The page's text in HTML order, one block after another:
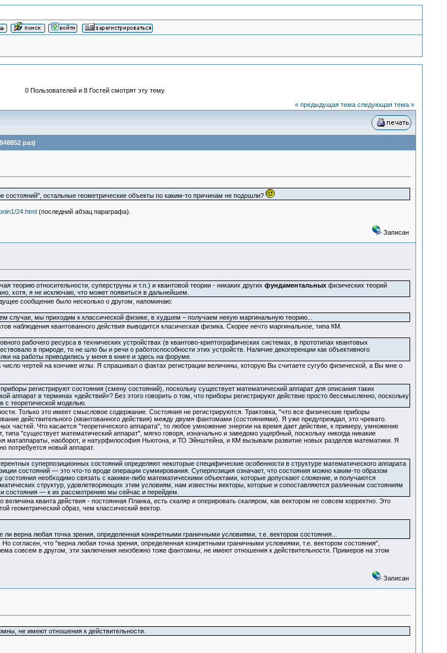
0 Пользователей и 8 Гостей смотрят эту тему.
« предыдущая тема следующая тема »
раз)
состояний", остальные геометрические объекты по каким-то причинам не подошли?
24.html (последний абзац параграфа).
Записан
теорию относительности, суперструны и т.п.) и квантовой теории - никаких других фундаментальныхфизических теорий
хотя, я не исключаю, что может появиться в дальнейшем.
сообщение было несколько о другом, напоминаю:
случае, мы приходим к классической физике, в худшем – получаем некую маргинальную теорию...
наблюдения квантованного действия выводится класическая физика. Скорее нечто маргинальное, типа КМ.
рабочего ресурса в технических устройствах (в квантово-криптографических системах, в прототипах квантовых
в природе, то не шло бы и речи о работоспособности этих устройств. Наличие декогеренции как объективного
на работы приводились у меня в книге и здесь на форуме.
число чертей на кончике иглы. Я спрашивал о фактах регистрации величины, которую Вы считаете сугубо физической, а Вы мне о
регистрируют состояния (смену состояний), поскольку существует математический аппарат для описания таких
аппарат в терминах «действий»? Без этого говорить о том, что приборы регистрируют действие просто бессмысленно, поскольку
с теоретической моделью.
Только это имеет смысловое содержание. Состояния не регистрируются. Трактовка, "что все физические приборы
действительного (квантованного действия) между двумя фантомами (состояниями). Я уже предупреждал, это чревато.
частей. Что касается "теоретического аппарата", то любое умножение энергии на время дает действие, к примеру, умножение
типа "существует математический аппарат", мягко говоря, изначально и заведомо ущербный, поскольку никогда никакие
матаппараты, наоборот, и натурфилософия Ньютона, и ТО Эйнштейна, и КМ вызывали развитие новых разделов математики. Я
потребуется новый аппарат.
суперпозиционных состояний определяют некоторые специфические особенности в структуре математического аппарата
состояний — это что-то вроде операции суммирования. Суперпозиция означает, что состояния можно каким-то образом
необходимо связать с какими-либо математическими объектами, которые допускают сложение, и получаются
структур, удовлетворяющих этим условиям, нам известны векторы, которые и сопоставляются различным состояниям
состояния — к их рассмотрению мы сейчас и перейдем.
кванта действия - постоянная Планка, есть скаляр и оперировать скаляром, как вектором не совсем корректно. Это
геометрический образ, чем классический вектор.
верна любая точка зрения, определенная конкретными граничными условиями, т.е. вектором состояния...
согласен, что "верна любая точка зрения, определенная конкретными граничными условиями, т.е. вектором состояния",
совсем в другом, эти заключения неизбежно тоже фантомны, не имеют отношения к действительности. Примеров на этом
Записан
не имеют отношения к действительности.